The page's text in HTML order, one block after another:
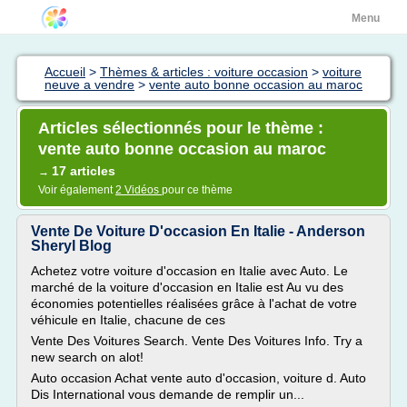
Menu
Accueil > Thèmes & articles : voiture occasion > voiture
neuve a vendre > vente auto bonne occasion au maroc
Articles sélectionnés pour le thème :
vente auto bonne occasion au maroc
→ 17 articles
Voir également2 Vidéos pour ce thème
Vente De Voiture D'occasion En Italie - Anderson
Sheryl Blog
Achetez votre voiture d'occasion en Italie avec Auto. Le
marché de la voiture d'occasion en Italie est Au vu des
économies potentielles réalisées grâce à l'achat de votre
véhicule en Italie, chacune de ces
Vente Des Voitures Search. Vente Des Voitures Info. Try a
new search on alot!
Auto occasion Achat vente auto d'occasion, voiture d. Auto
Dis International vous demande de remplir un...